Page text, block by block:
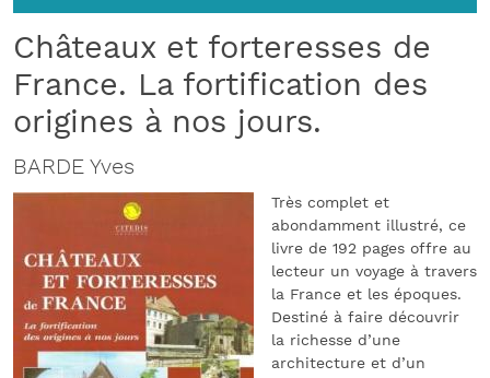
Châteaux et forteresses de
France. La fortification des
origines à nos jours.
BARDE Yves
Très complet et
abondamment illustré, ce
livre de 192 pages offre au
lecteur un voyage à travers
la France et les époques.
Destiné à faire découvrir
la richesse d’une
architecture et d’un